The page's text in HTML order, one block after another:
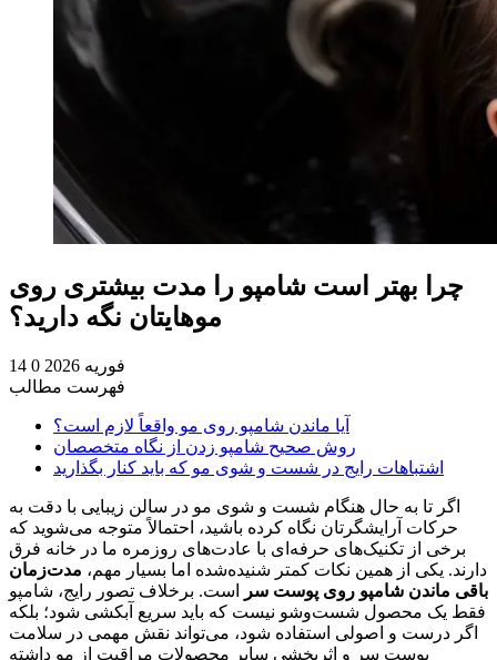
چرا بهتر است شامپو را مدت بیشتری روی
موهایتان نگه دارید؟
14 فوریه 2026
0
فهرست مطالب
آیا ماندن شامپو روی مو واقعاً لازم است؟
روش صحیح شامپو زدن از نگاه متخصصان
اشتباهات رایج در شست‌ و شوی مو که باید کنار بگذارید
اگر تا به حال هنگام شست و شوی مو در سالن زیبایی با دقت به
حرکات آرایشگرتان نگاه کرده باشید، احتمالاً متوجه می‌شوید که
برخی از تکنیک‌های حرفه‌ای با عادت‌های روزمره ما در خانه فرق
دارند. یکی از همین نکات کمتر شنیده‌شده اما بسیار مهم، مدت‌زمان
باقی ماندن شامپو روی پوست سر
است. برخلاف تصور رایج، شامپو
فقط یک محصول شست‌وشو نیست که باید سریع آبکشی شود؛ بلکه
اگر درست و اصولی استفاده شود، می‌تواند نقش مهمی در سلامت
پوست سر و اثربخشی سایر محصولات مراقبت از مو داشته